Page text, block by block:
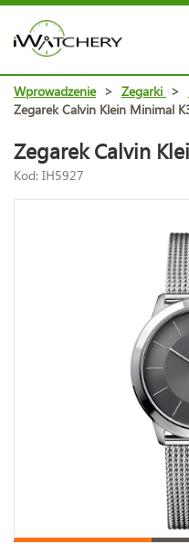
Wprowadzenie > Zegarki >
Zegarek Calvin Klein Minimal
Zegarek Calvin
Kod: IH5927